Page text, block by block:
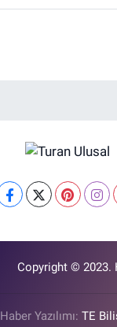
Copyright © 2023.
Haber Yazılımı: TE